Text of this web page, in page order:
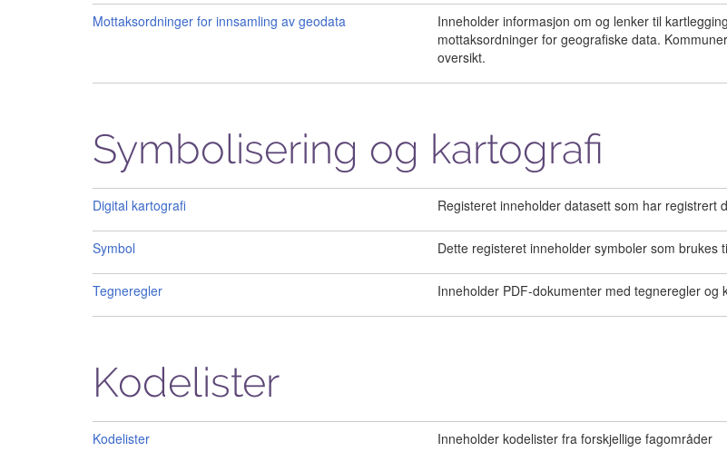
Mottaksordninger for innsamling av geodata
Inneholder informasjon om og lenker til
mottaksordninger for geografiske data.
oversikt.
Symbolisering og kartografi
Digital kartografi Registeret inneholder datasett som har registrert
Symbol Dette registeret inneholder symboler som
Tegneregler Inneholder PDF-dokumenter med tegneregler og
Kodelister
Kodelister Inneholder kodelister fra forskjellige fagområder